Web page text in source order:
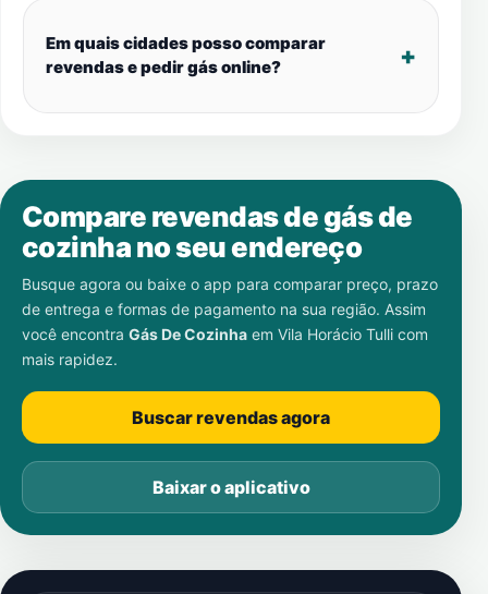
Em quais cidades posso comparar
revendas e pedir gás online?
Compare revendas de gás de
cozinha no seu endereço
Busque agora ou baixe o app para comparar preço, prazo
de entrega e formas de pagamento na sua região. Assim
você encontra Gás De Cozinha em Vila Horácio Tulli com
mais rapidez.
Buscar revendas agora
Baixar o aplicativo